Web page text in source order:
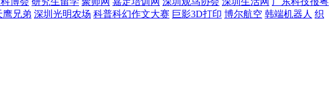
鹰兄弟 深圳光明农场 科普科幻作文大赛 巨影3D打印 博尔航空 韩端机器人 织